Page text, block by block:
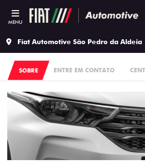
MENU
Fiat Automotive São Pedro da Aldeia
SOBRE ENTRE EM CONTATO